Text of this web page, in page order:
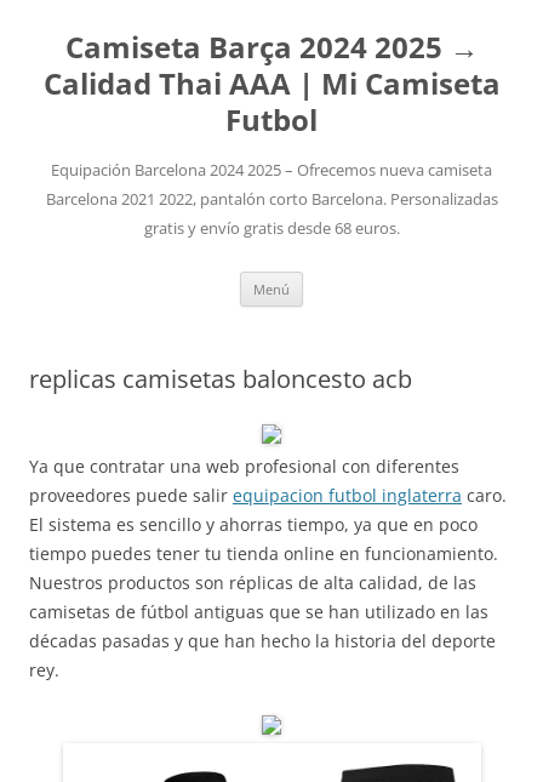
Camiseta Barça 2024 2025 →
Calidad Thai AAA | Mi Camiseta
Futbol
Equipación Barcelona 2024 2025 – Ofrecemos nueva camiseta
Barcelona 2021 2022, pantalón corto Barcelona. Personalizadas
gratis y envío gratis desde 68 euros.
Menú
replicas camisetas baloncesto acb
Ya que contratar una web profesional con diferentes
proveedores puede salir equipacion futbol inglaterra caro.
El sistema es sencillo y ahorras tiempo, ya que en poco
tiempo puedes tener tu tienda online en funcionamiento.
Nuestros productos son réplicas de alta calidad, de las
camisetas de fútbol antiguas que se han utilizado en las
décadas pasadas y que han hecho la historia del deporte
rey.